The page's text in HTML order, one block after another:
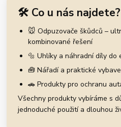
🛠️ Co u nás najdete?
🐭 Odpuzovače škůdců –
kombinované řešení
🔩 Uhlíky a náhradní díly do
🧰 Nářadí a praktické
🚗 Produkty pro ochranu
Všechny produkty vybíráme s
jednoduché použití a dlouhou